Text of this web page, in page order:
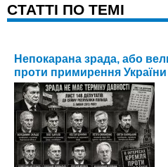
CТАТТІ ПО ТЕМІ
Непокарана зрада, або
проти примирення